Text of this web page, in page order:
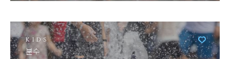
KIDS
분수